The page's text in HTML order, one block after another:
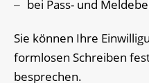
bei Pass- und
Sie können Ihre
formlosen Schreiben
besprechen.